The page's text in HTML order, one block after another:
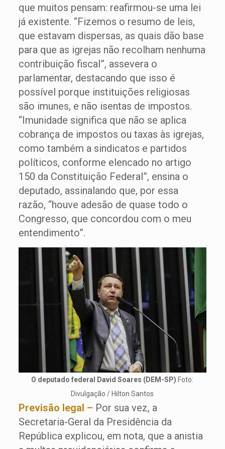
que muitos pensam: reafirmou-se uma lei
já existente. “Fizemos o resumo de leis,
que estavam dispersas, as quais dão base
para que as igrejas não recolham nenhuma
contribuição fiscal”, assevera o
parlamentar, destacando que isso é
possível porque instituições religiosas
são imunes, e não isentas de impostos.
“Imunidade significa que não se aplica
cobrança de impostos ou taxas às igrejas,
como também a sindicatos e partidos
políticos, conforme elencado no artigo
150 da Constituição Federal”, ensina o
deputado, assinalando que, por essa
razão, “houve adesão de quase todo o
Congresso, que concordou com o meu
entendimento”.
O deputado federal David Soares (DEM-SP) Foto:
Divulgação / Hilton Santos
Previsão legal – Por sua vez, a
Secretaria-Geral da Presidência da
República explicou, em nota, que a anistia